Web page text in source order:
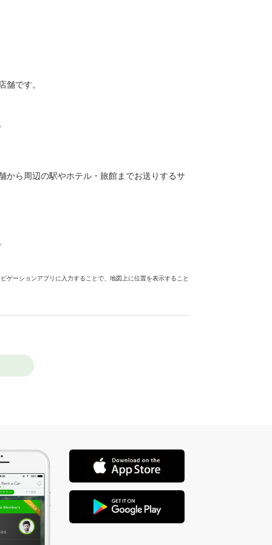
舗です。
から周辺の駅やホテル・旅館までお送りするサ
ーションアプリに入力することで、地図上に位置を表示すること